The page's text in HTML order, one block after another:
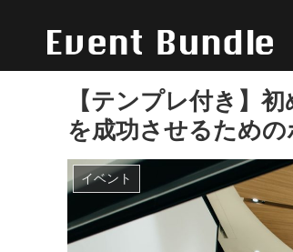
【テンプレ付き】
を成功させるため
イベント